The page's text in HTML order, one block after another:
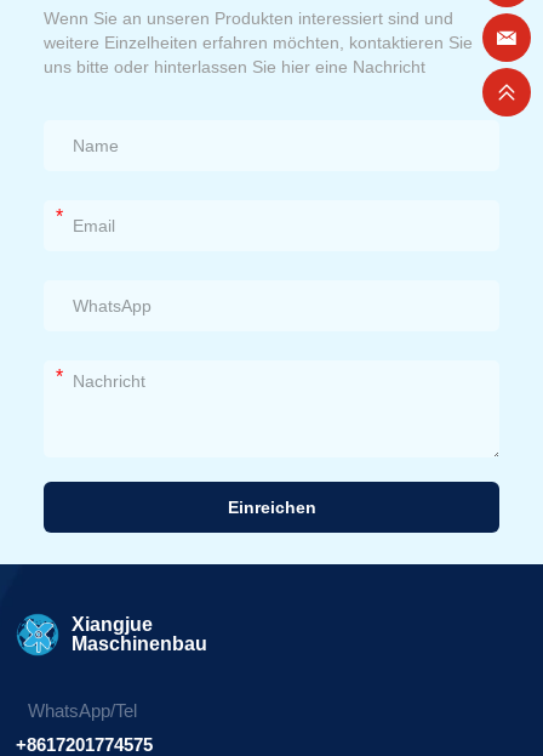
Wenn Sie an unseren Produkten interessiert sind und
weitere Einzelheiten erfahren möchten, kontaktieren Sie
uns bitte oder hinterlassen Sie hier eine Nachricht
*
*
Einreichen
Xiangjue
Maschinenbau
WhatsApp/Tel
+8617201774575